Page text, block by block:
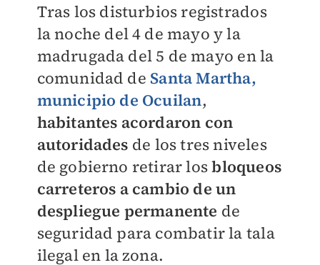
Tras los disturbios registrados
la noche del 4 de mayo y la
madrugada del 5 de mayo en la
comunidad de Santa Martha,
municipio de Ocuilan,
habitantes acordaron con
autoridades de los tres niveles
de gobierno retirar losbloqueos
carreteros a cambio de un
despliegue permanente de
seguridad para combatir la tala
ilegal en la zona.